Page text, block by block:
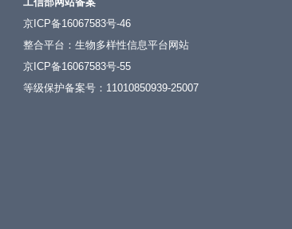
工信部网站备案
京ICP备16067583号-46
整合平台：生物多样性信息平台网站
京ICP备16067583号-55
等级保护备案号：11010850939-25007